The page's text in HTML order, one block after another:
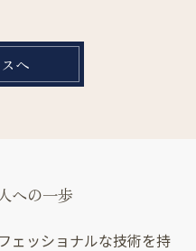
へ
への一歩
ェッショナルな技術を持